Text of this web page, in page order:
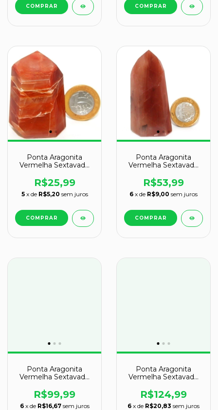
Ponta Aragonita
Vermelha Sextavado
Tipo A
R$25,99
5 x de R$5,20 sem juros
Ponta Aragonita
Vermelha Sextavado
Tipo A
R$53,99
6 x de R$9,00 sem juros
Ponta Aragonita
Vermelha Sextavado
Tipo A
R$99,99
6 x de R$16,67 sem juros
Ponta Aragonita
Vermelha Sextavado
A
R$124,99
6 x de R$20,83 sem juros